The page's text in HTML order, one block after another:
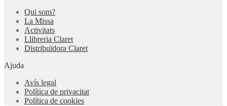
Qui som?
La Missa
Activitats
Llibreria Claret
Distribuïdora Claret
Ajuda
Avís legal
Política de privacitat
Política de cookies